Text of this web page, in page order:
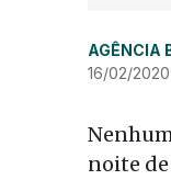
AGÊNCIA
16/02/
noite